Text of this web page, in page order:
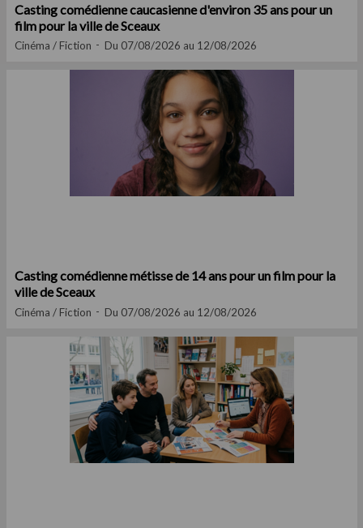
Casting comédienne caucasienne d'environ 35 ans pour un
film pour la ville de Sceaux
Cinéma / Fiction Du 07/08/2026 au 12/08/2026
Casting comédienne métisse de 14 ans pour un film pour la
ville de Sceaux
Cinéma / Fiction Du 07/08/2026 au 12/08/2026